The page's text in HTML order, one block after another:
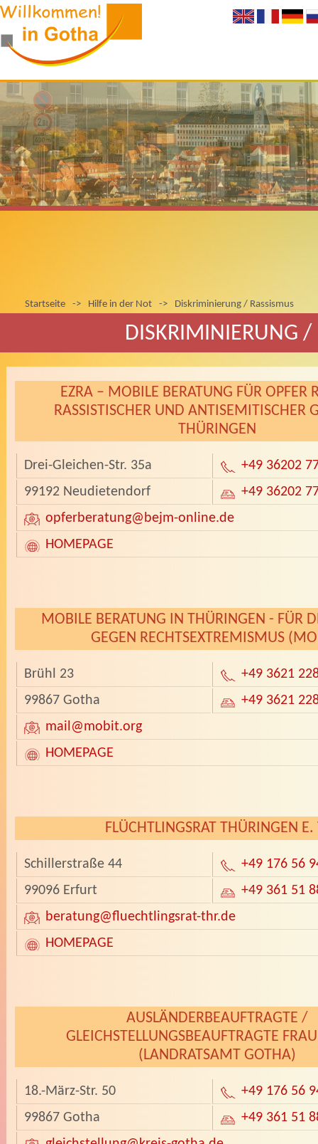
Startseite -> Hilfe in der Not -> Diskriminierung / Rassismus
DISKRIMINIERUNG /
EZRA – MOBILE BERATUNG FÜR OPFER
RASSISTISCHER UND ANTISEMITISCHER
THÜRINGEN
Drei-Gleichen-Str. 35a
+49 36202
99192 Neudietendorf
+49 36202
opferberatung@bejm-online.de
HOMEPAGE
MOBILE BERATUNG IN THÜRINGEN - FÜR
GEGEN RECHTSEXTREMISMUS
Brühl 23
+49 3621
99867 Gotha
+49 3621
mail@mobit.org
HOMEPAGE
FLÜCHTLINGSRAT THÜRINGEN E.
Schillerstraße 44
+49 176 56
99096 Erfurt
+49 361 51
beratung@fluechtlingsrat-thr.de
HOMEPAGE
AUSLÄNDERBEAUFTRAGTE /
GLEICHSTELLUNGSBEAUFTRAGTE
(LANDRATSAMT GOTHA)
18.-März-Str. 50
+49 176 56
99867 Gotha
+49 361 51